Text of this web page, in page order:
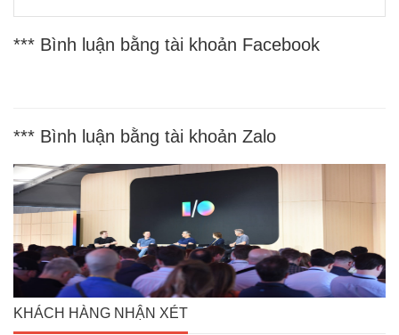
*** Bình luận bằng tài khoản Facebook
*** Bình luận bằng tài khoản Zalo
KHÁCH HÀNG NHẬN XÉT